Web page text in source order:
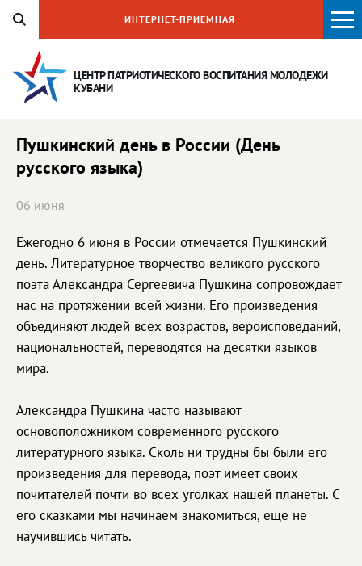
ЦЕНТР ПАТРИОТИЧЕСКОГО ВОСПИТАНИЯМОЛОДЕЖИ
КУБАНИ
ИНТЕРНЕТ-ПРИЕМНАЯ
Пушкинский день в России (День
русского языка)
06 июня
Ежегодно 6 июня в России отмечается Пушкинский
день. Литературное творчество великого русского
поэта Александра Сергеевича Пушкина сопровождает
нас на протяжении всей жизни. Его произведения
объединяют людей всех возрастов, вероисповеданий,
национальностей, переводятся на десятки языков
мира.
Александра Пушкина часто называют
основоположником современного русского
литературного языка. Сколь ни трудны бы были его
произведения для перевода, поэт имеет своих
почитателей почти во всех уголках нашей планеты. С
его сказками мы начинаем знакомиться, еще не
научившись читать.